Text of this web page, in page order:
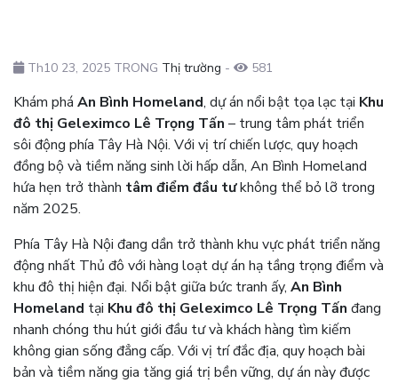
Th10 23, 2025 TRONG Thị trường - 581
Khám phá An Bình Homeland, dự án nổi bật tọa lạc tại Khu
đô thị Geleximco Lê Trọng Tấn – trung tâm phát triển
sôi động phía Tây Hà Nội. Với vị trí chiến lược, quy hoạch
đồng bộ và tiềm năng sinh lời hấp dẫn, An Bình Homeland
hứa hẹn trở thành tâm điểm đầu tưkhông thể bỏ lỡ trong
năm 2025.
Phía Tây Hà Nội đang dần trở thành khu vực phát triển năng
động nhất Thủ đô với hàng loạt dự án hạ tầng trọng điểm và
khu đô thị hiện đại. Nổi bật giữa bức tranh ấy, An Bình
Homeland tại Khu đô thị Geleximco Lê Trọng Tấn đang
nhanh chóng thu hút giới đầu tư và khách hàng tìm kiếm
không gian sống đẳng cấp. Với vị trí đắc địa, quy hoạch bài
bản và tiềm năng gia tăng giá trị bền vững, dự án này được